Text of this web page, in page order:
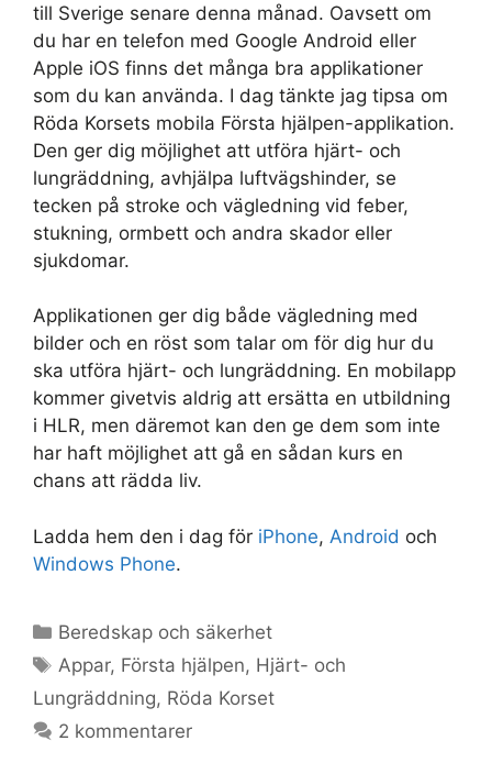
till Sverige senare denna månad. Oavsett om
du har en telefon med Google Android eller
Apple iOS finns det många bra applikationer
som du kan använda. I dag tänkte jag tipsa om
Röda Korsets mobila Första hjälpen-applikation.
Den ger dig möjlighet att utföra hjärt- och
lungräddning, avhjälpa luftvägshinder, se
tecken på stroke och vägledning vid feber,
stukning, ormbett och andra skador eller
sjukdomar.
Applikationen ger dig både vägledning med
bilder och en röst som talar om för dig hur du
ska utföra hjärt- och lungräddning. En mobilapp
kommer givetvis aldrig att ersätta en utbildning
i HLR, men däremot kan den ge dem som inte
har haft möjlighet att gå en sådan kurs en
chans att rädda liv.
Ladda hem den i dag för iPhone, Android och
Windows Phone.
Kategorier
Beredskap och säkerhet
Etiketter
Appar, Första hjälpen, Hjärt- och
Lungräddning, Röda Korset
2 kommentarer